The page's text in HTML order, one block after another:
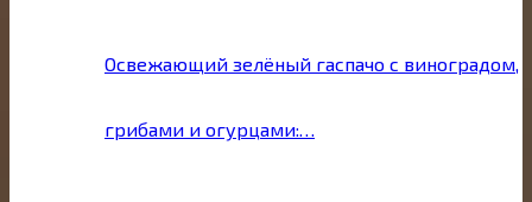
Освежающий зелёный гаспачо с виноградом,
грибами и огурцами:…